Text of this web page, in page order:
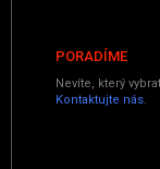
PORADÍME
Nevíte, který
Kontaktujte nás.